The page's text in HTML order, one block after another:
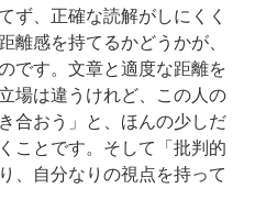
ず、正確な読解がしにくく
離感を持てるかどうかが、
です。文章と適度な距離を
場は違うけれど、この人の
合おう」と、ほんの少しだ
ことです。そして「批判的
、自分なりの視点を持って